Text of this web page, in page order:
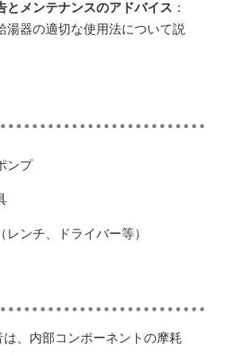
とメンテナンスのアドバイス ：
湯器の適切な使用法について説
ンプ
レンチ、ドライバー等）
、内部コンポーネントの摩耗